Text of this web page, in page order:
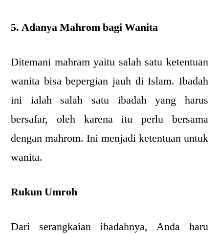
5. Adanya Mahrom bagi Wanita
Ditemani mahram yaitu salah satu ketentuan
wanita bisa bepergian jauh di Islam. Ibadah
ini ialah salah satu ibadah yang harus
bersafar, oleh karena itu perlu bersama
dengan mahrom. Ini menjadi ketentuan untuk
wanita.
Rukun Umroh
Dari serangkaian ibadahnya, Anda haru